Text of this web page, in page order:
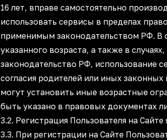
16 лет, вправе самостоятельно
использовать сервисы в пределах
применимым законодательством РФ. В
указанного возраста, а также в
законодательство РФ, использование
согласия родителей или иных
могут установить иные возрастные
быть указано в правовых документах
3.2. Регистрация Пользователя на
3.3. При регистрации на Сайте